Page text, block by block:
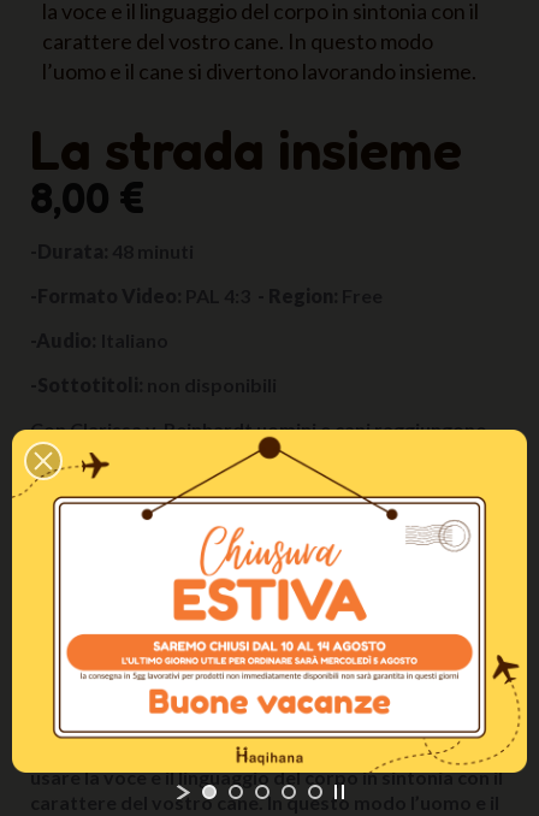
la voce e il linguaggio del corpo in sintonia con il
carattere del vostro cane. In questo modo
l’uomo e il cane si divertono lavorando insieme.
La strada insieme
8,00 €
Con Clarissa v. Reinhardt uomini e cani raggiungono
insieme il successo nel training. Nel film Clarissa
lavora con i cani ed espone le sue riflessioni sulla
convivenza con il più antico compagno dell’uomo.
Emerge il ritratto di una donna che incontra i cani con
amore, rispetto ed attenzione.
L’ubbidienza di base è "costruita" seguendo un
training "logico", in armonia con il comportamento
naturale del cane, passo dopo passo; ogni esercizio
viene spiegato dettagliatamente e ripetuto
lentamente. Nel film l’uomo e il cane imparano insieme
al campo scuola e durante le passeggiate nel
bellissimo paesaggio del Chiemgau. Voi imparate ad
usare la voce e il linguaggio del corpo in sintonia con il
carattere del vostro cane. In questo modo l’uomo e il